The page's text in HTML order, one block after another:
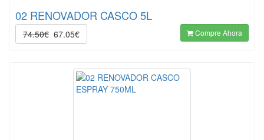
02 RENOVADOR CASCO 5L
74.50€ 67.05€ Compre Ahora